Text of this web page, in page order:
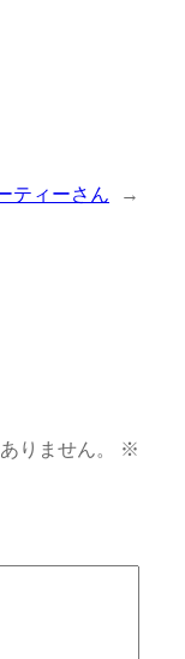
ティーさん →
りません。
※